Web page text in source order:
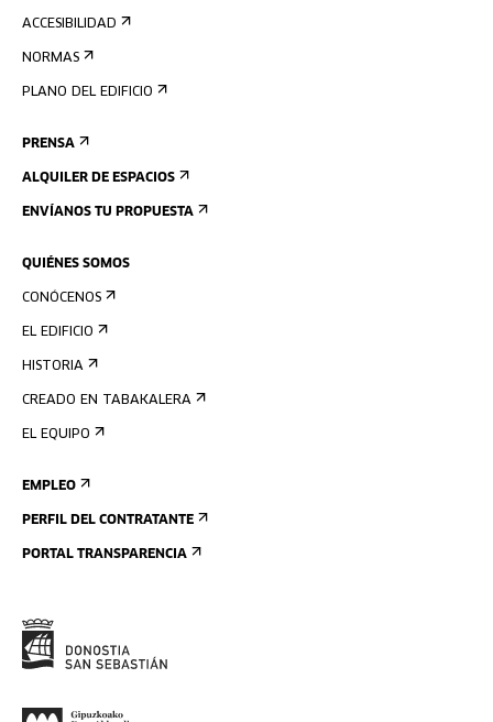
ACCESIBILIDAD
NORMAS
PLANO DEL EDIFICIO
PRENSA
ALQUILER DE ESPACIOS
ENVÍANOS TU PROPUESTA
QUIÉNES SOMOS
CONÓCENOS
EL EDIFICIO
HISTORIA
CREADO EN TABAKALERA
EL EQUIPO
EMPLEO
PERFIL DEL CONTRATANTE
PORTAL TRANSPARENCIA